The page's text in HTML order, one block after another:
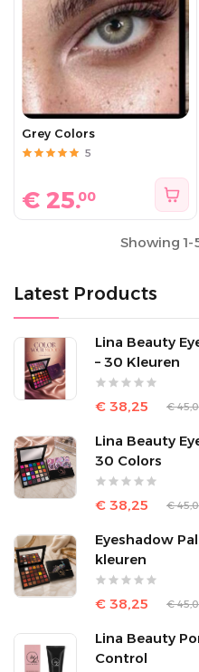
Latest Products
Lina Beauty
– 30 Kleuren
€ 38,25 €
Lina Beauty
30 Colors
€ 38,25 €
Eyeshadow
kleuren
€ 38,25 €
Lina Beauty
Control
Grey Colors
5
€ 25.00
Showing